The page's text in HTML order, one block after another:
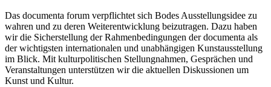
Das docu­men­ta forum ver­pflich­tet sich Bodes Aus­stel­lungs­idee zu
wah­ren und zu deren Wei­ter­ent­wick­lung bei­zu­tra­gen. Dazu haben
wir die Sicher­stel­lung der Rah­men­be­din­gun­gen der docu­men­ta als
der wich­tigs­ten inter­na­tio­na­len und unab­hän­gi­gen Kunst­aus­stel­lung
im Blick. Mit kul­tur­po­li­ti­schen Stel­lung­nah­men, Gesprä­chen und
Ver­an­stal­tun­gen unter­stüt­zen wir die aktu­el­len Dis­kus­sio­nen um
Kunst und Kultur.